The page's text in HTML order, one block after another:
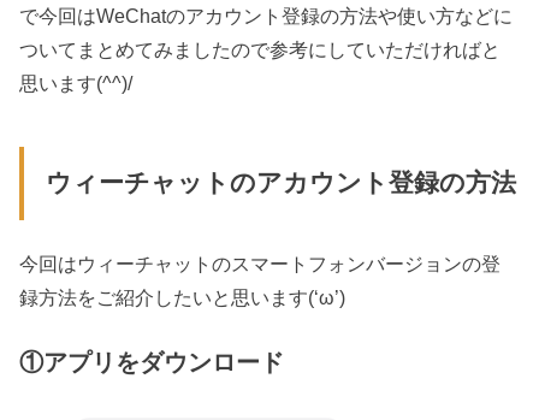
で今回はWeChatのアカウント登録の方法や使い方などに
ついてまとめてみましたので参考にしていただければと
思います(^^)/
ウィーチャットのアカウント登録の方法
今回はウィーチャットのスマートフォンバージョンの登
録方法をご紹介したいと思います(‘ω’)
①アプリをダウンロード